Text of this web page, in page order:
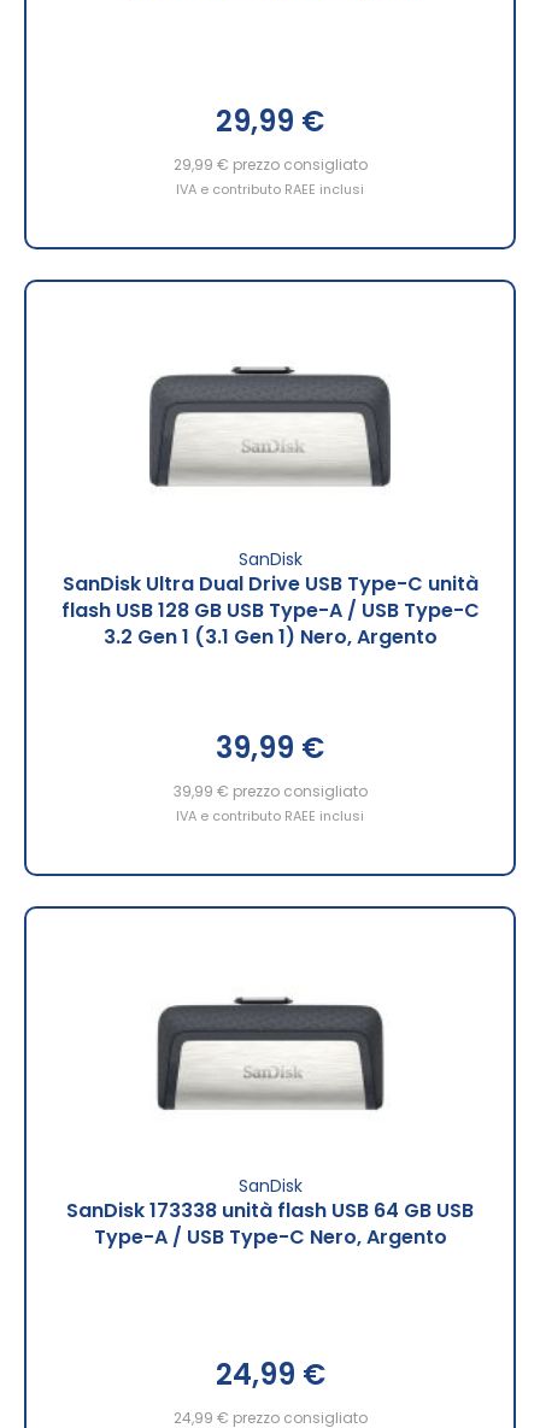
29,99 €
29,99 € prezzo consigliato
IVA e contributo RAEE inclusi
SanDisk
SanDisk Ultra Dual Drive USB Type-C unità
flash USB 128 GB USB Type-A / USB Type-C
3.2 Gen 1 (3.1 Gen 1) Nero, Argento
39,99 €
39,99 € prezzo consigliato
IVA e contributo RAEE inclusi
SanDisk
SanDisk 173338 unità flash USB 64 GB USB
Type-A / USB Type-C Nero, Argento
24,99 €
24,99 € prezzo consigliato